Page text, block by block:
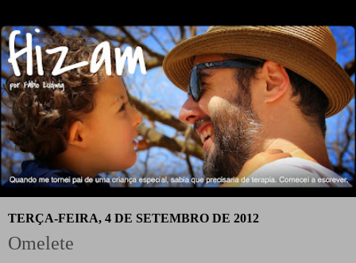
TERÇA-FEIRA, 4 DE SETEMBRO DE 2012
Omelete